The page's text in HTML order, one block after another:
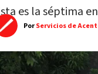
es la séptima
PorServicios de